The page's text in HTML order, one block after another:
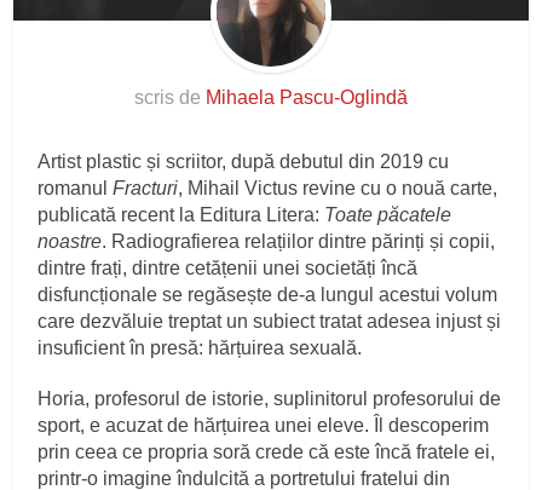
scris de Mihaela Pascu-Oglindă
Artist plastic și scriitor, după debutul din 2019 cu
romanulFracturi, Mihail Victus revine cu o nouă carte,
publicată recent la Editura Litera: Toate păcatele
noastre. Radiografierea relațiilor dintre părinți și copii,
dintre frați, dintre cetățenii unei societăți încă
disfuncționale se regăsește de-a lungul acestui volum
care dezvăluie treptat un subiect tratat adesea injust și
insuficient în presă: hărțuirea sexuală.
Horia, profesorul de istorie, suplinitorul profesorului de
sport, e acuzat de hărțuirea unei eleve. Îl descoperim
prin ceea ce propria soră crede că este încă fratele ei,
printr-o imagine îndulcită a portretului fratelui din